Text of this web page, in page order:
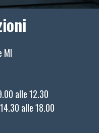
MI
alle 12.30
alle 18.00